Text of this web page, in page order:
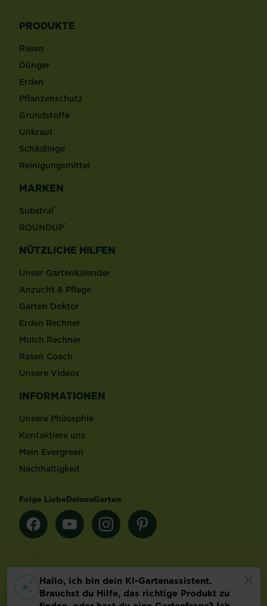
PRODUKTE
Rasen
Dünger
Erden
Pflanzenschutz
Grundstoffe
Unkraut
Schädlinge
Reinigungsmittel
MARKEN
Substral®
ROUNDUP®
NÜTZLICHE HILFEN
Unser Gartenkalender
Anzucht & Pflege
Garten Doktor
Erden Rechner
Mulch Rechner
Rasen Coach
Unsere Videos
INFORMATIONEN
Unsere Philosphie
Kontaktiere uns
Mein Evergreen
Nachhaltigkeit
Folge LiebeDeinenGarten
Länderauswahl